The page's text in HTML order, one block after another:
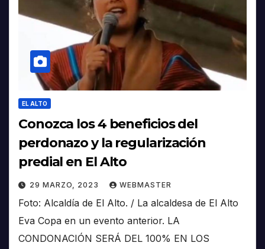
EL ALTO
Conozca los 4 beneficios del
perdonazo y la regularización
predial en El Alto
29 MARZO, 2023 WEBMASTER
Foto: Alcaldía de El Alto. / La alcaldesa de El Alto
Eva Copa en un evento anterior. LA
CONDONACIÓN SERÁ DEL 100% EN LOS